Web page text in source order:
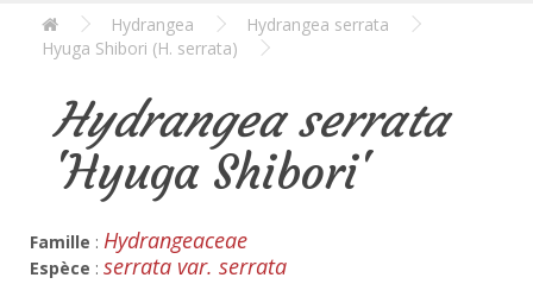
Hydrangea
Hydrangea serrata
Hyuga Shibori (H. serrata)
Hydrangea serrata
'Hyuga Shibori'
Famille : Hydrangeaceae
Espèce : serrata var. serrata